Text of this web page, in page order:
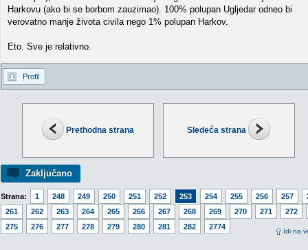
Prethodna strana Sledeća strana
Zaključano
Strana: 1 248 249 250 251 252 253 254 255 256 257
261
262 263 264 265 266 267 268 269 270 271
272
275
276 277 278 279 280 281 282 2774
Idi na
Harkovu (ako bi se borbom zauzimao). 100% polupan Ugljedar odneo bi
verovatno manje života civila nego 1% polupan Harkov.
Eto. Sve je relativno.
Profil